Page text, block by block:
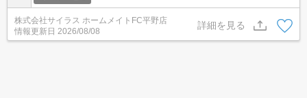
株式会社サイラス ホームメイトFC平野店
情報更新日 2026/08/08
詳細を見る